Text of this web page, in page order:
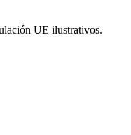
UE ilustrativos.